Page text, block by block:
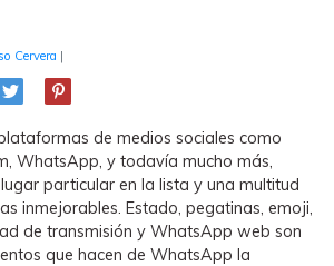
y restaura copias de seguridad de
WhatsApp y más apps sociales.
Respaldo y Restauración
Realiza y restaura copias de
seguridad de más de 18 tipos de
datos, incluyendo los datos de
WhatsApp.
Empresas
Educativos
SOLUCIONES
Descargar
Cervera |
de medios sociales como
WhatsApp, y todavía mucho más,
particular en la lista y una multitud
inmejorables. Estado, pegatinas, emoji,
de transmisión y WhatsApp web son
que hacen de WhatsApp la